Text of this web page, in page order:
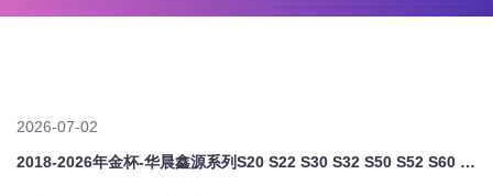
2026-07-02
2018-2026年金杯-华晨鑫源系列S20 S22 S30 S32 S50 S52 S60 S62 T20 T22 T20S T22S T50 T52原厂维修手册电路图资料、维修资料、汽修资料库、正时资料、螺丝扭力、拆装步骤、故障码、针脚定义、保险盒图解、发动机大修资料、变速箱维修资料、底盘维修图纸、车身线路图、传感器线路图、数据流资料、线束走向图、继电器位置图、空调维修图纸、车身控制模块资料